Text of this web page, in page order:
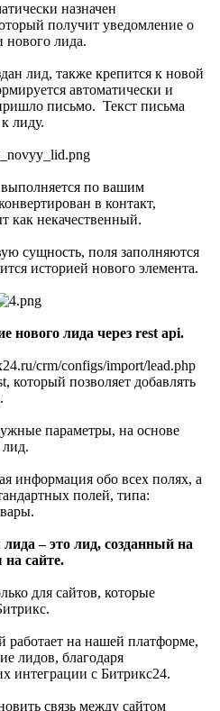
назначен
получит уведомление о
нового лида.
лид, также крепится к новой
автоматически и
письмо. Текст письма
лиду.
по вашим
в контакт,
как некачественный.
сущность, поля заполняются
историей нового элемента.
нового лида через rest api.
crm/configs/import/lead.php
который позволяет добавлять
параметры, на основе
лид.
информация обо всех полях, а
полей, типа:
– это лид, созданный на
сайте.
для сайтов, которые
работает на нашей платформе,
лидов, благодаря
интеграции с Битрикс24.
связь между сайтом